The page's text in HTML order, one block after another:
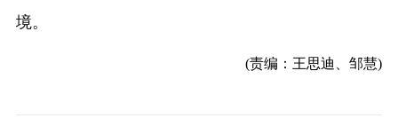
境。
(责编：王思迪、邹慧)